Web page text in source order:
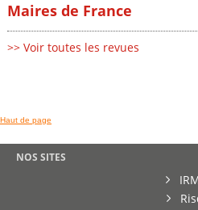
Maires de France
>> Voir toutes les revues
Haut de page
NOS SITES